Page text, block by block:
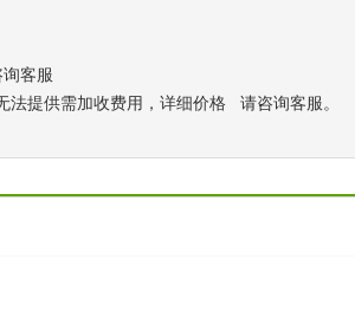
客服
法提供需加收费用，详细价格 请咨询客服。